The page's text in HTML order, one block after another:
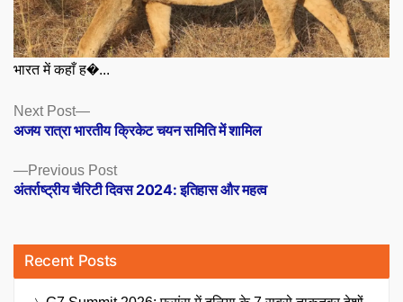
भारत में कहाँ ह�...
Posts
navigation
Previous PostPrevious
post:
अंतर्राष्ट्रीय चैरिटी दिवस 2024: इतिहास और महत्व
Next Post
Next
post:
अजय रात्रा भारतीय क्रिकेट चयन समिति में शामिल
Recent Posts